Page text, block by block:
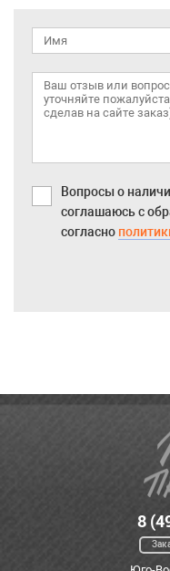
Вопросы о
соглашаюсь с
согласно
8